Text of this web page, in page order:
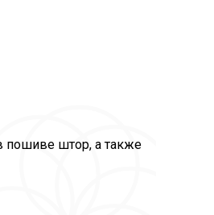
пошиве штор, а также